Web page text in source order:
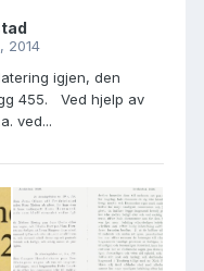
2014
igjen, den
455. Ved hjelp av
ved...